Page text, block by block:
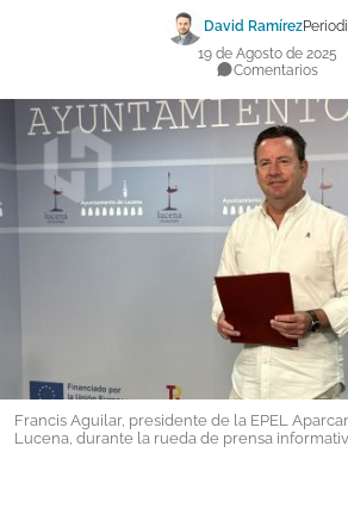
OBRAS
NECROLÓGICAS
David Ramírez
19 de Agosto de 2025
Comentarios
Francis Aguilar, presidente de la EPEL
Lucena, durante la rueda de prensa